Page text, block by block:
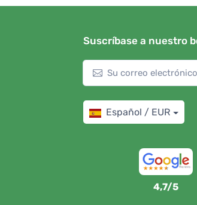
Suscríbase a nuestro
Español / EUR
4,7/5